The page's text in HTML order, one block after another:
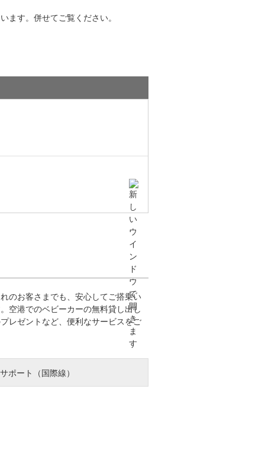
ます。併せてご覧ください。
のお客さまでも、安心してご搭乗い
空港でのベビーカーの無料貸し出し
レゼントなど、便利なサービスをご
ポート（国際線）